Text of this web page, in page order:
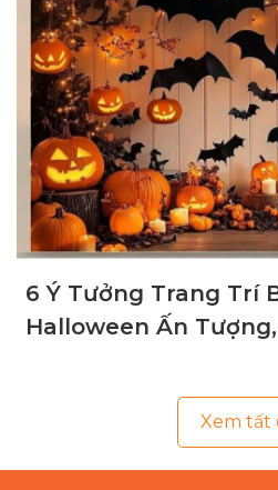
6 Ý Tưởng Trang Trí
Halloween Ấn Tượng,
Xem tất